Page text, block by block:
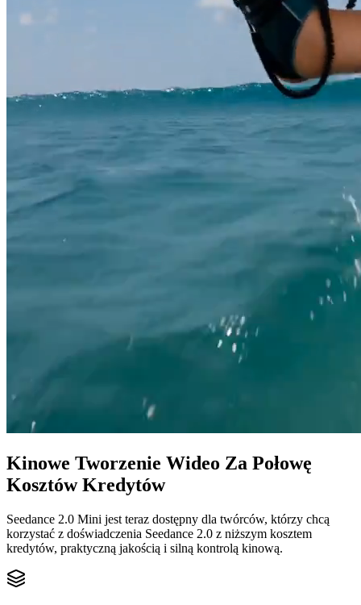
Kinowe Tworzenie Wideo Za Połowę
Kosztów Kredytów
Seedance 2.0 Mini jest teraz dostępny dla twórców, którzy chcą
korzystać z doświadczenia Seedance 2.0 z niższym kosztem
kredytów, praktyczną jakością i silną kontrolą kinową.